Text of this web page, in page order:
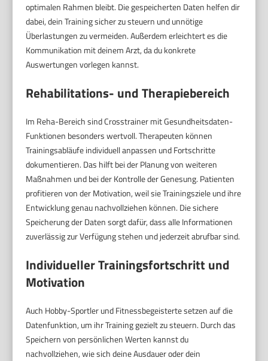
optimalen Rahmen bleibt. Die gespeicherten Daten helfen dir
dabei, dein Training sicher zu steuern und unnötige
Überlastungen zu vermeiden. Außerdem erleichtert es die
Kommunikation mit deinem Arzt, da du konkrete
Auswertungen vorlegen kannst.
Rehabilitations- und Therapiebereich
Im Reha-Bereich sind Crosstrainer mit Gesundheitsdaten-
Funktionen besonders wertvoll. Therapeuten können
Trainingsabläufe individuell anpassen und Fortschritte
dokumentieren. Das hilft bei der Planung von weiteren
Maßnahmen und bei der Kontrolle der Genesung. Patienten
profitieren von der Motivation, weil sie Trainingsziele und ihre
Entwicklung genau nachvollziehen können. Die sichere
Speicherung der Daten sorgt dafür, dass alle Informationen
zuverlässig zur Verfügung stehen und jederzeit abrufbar sind.
Individueller Trainingsfortschritt und
Motivation
Auch Hobby-Sportler und Fitnessbegeisterte setzen auf die
Datenfunktion, um ihr Training gezielt zu steuern. Durch das
Speichern von persönlichen Werten kannst du
nachvollziehen, wie sich deine Ausdauer oder dein